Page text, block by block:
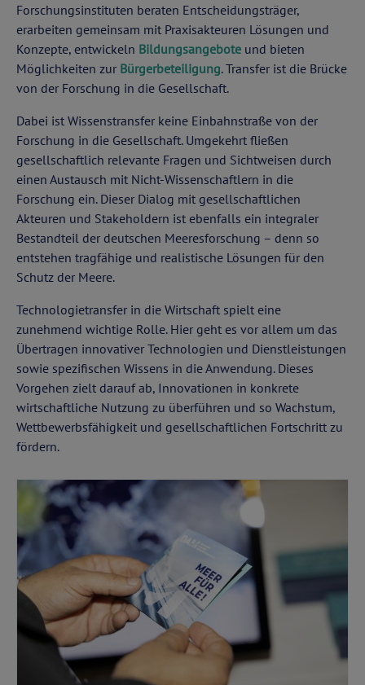
Forschungsinstituten beraten Entscheidungsträger,
erarbeiten gemeinsam mit Praxisakteuren Lösungen und
Konzepte, entwickeln Bildungsangebote und bieten
Möglichkeiten zur Bürgerbeteiligung. Transfer ist die Brücke
von der Forschung in die Gesellschaft.
Dabei ist Wissenstransfer keine Einbahnstraße von der
Forschung in die Gesellschaft. Umgekehrt fließen
gesellschaftlich relevante Fragen und Sichtweisen durch
einen Austausch mit Nicht-Wissenschaftlern in die
Forschung ein. Dieser Dialog mit gesellschaftlichen
Akteuren und Stakeholdern ist ebenfalls ein integraler
Bestandteil der deutschen Meeresforschung – denn so
entstehen tragfähige und realistische Lösungen für den
Schutz der Meere.
Technologietransfer in die Wirtschaft spielt eine
zunehmend wichtige Rolle. Hier geht es vor allem um das
Übertragen innovativer Technologien und Dienstleistungen
sowie spezifischen Wissens in die Anwendung. Dieses
Vorgehen zielt darauf ab, Innovationen in konkrete
wirtschaftliche Nutzung zu überführen und so Wachstum,
Wettbewerbsfähigkeit und gesellschaftlichen Fortschritt zu
fördern.